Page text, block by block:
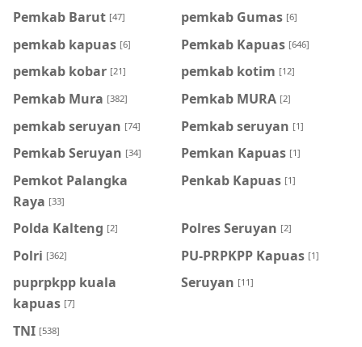
Pemkab Barut [47] pemkab Gumas [6]
pemkab kapuas [6] Pemkab Kapuas [646]
pemkab kobar [21] pemkab kotim [12]
Pemkab Mura [382] Pemkab MURA [2]
pemkab seruyan [74] Pemkab seruyan [1]
Pemkab Seruyan [34] Pemkan Kapuas [1]
Pemkot Palangka
Raya [33]
Penkab Kapuas [1]
Polda Kalteng [2] Polres Seruyan [2]
Polri [362] PU-PRPKPP Kapuas [1]
puprpkpp kuala
kapuas [7]
Seruyan [11]
TNI [538]